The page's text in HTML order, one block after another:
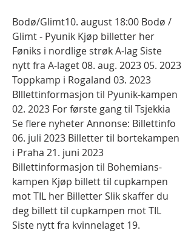
Bodø/Glimt10. august 18:00 Bodø /
Glimt - Pyunik Kjøp billetter her
Føniks i nordlige strøk A-lag Siste
nytt fra A-laget 08. aug. 2023 05. 2023
Toppkamp i Rogaland 03. 2023
BIllettinformasjon til Pyunik-kampen
02. 2023 For første gang til Tsjekkia
Se flere nyheter Annonse: Billettinfo
06. juli 2023 Billetter til bortekampen
i Praha 21. juni 2023
Billettinformasjon til Bohemians-
kampen Kjøp billett til cupkampen
mot TIL her Billetter Slik skaffer du
deg billett til cupkampen mot TIL
Siste nytt fra kvinnelaget 19.